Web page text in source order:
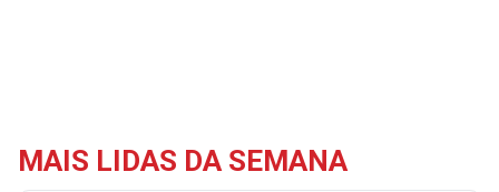
MAIS LIDAS DA SEMANA